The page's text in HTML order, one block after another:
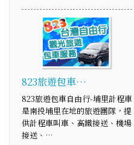
823旅遊包車…
823旅遊包車自由行-埔里計程車
是南投埔里在地的旅遊團隊，提
供計程車叫車、高鐵接送、機場
接送、…